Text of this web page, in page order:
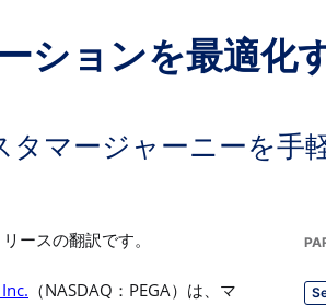
ションを最適化
マージャーニーを手
ースの翻訳です。
（NASDAQ ： PEGA）は、マ